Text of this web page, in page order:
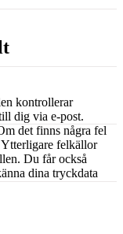
kontrollerar
dig via e-post.
det finns några fel
felkällor
Du får också
dina tryckdata